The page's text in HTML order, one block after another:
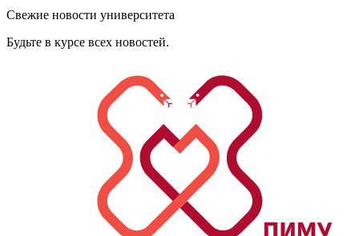
Свежие новости университета
Будьте в курсе всех новостей.